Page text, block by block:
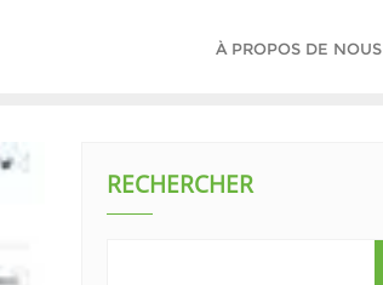
À PROPOS DE NOUS
RECHERCHER